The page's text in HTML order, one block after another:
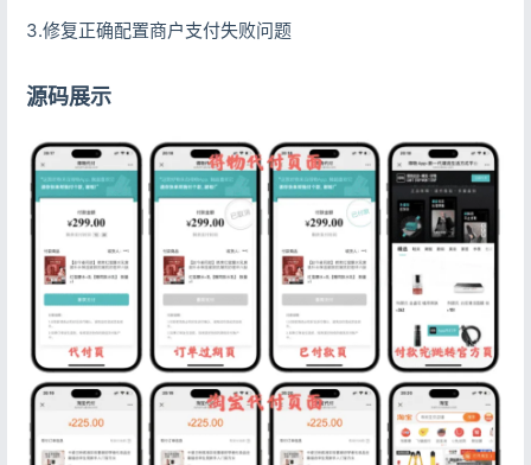
3.修复正确配置商户支付失败问题
源码展示